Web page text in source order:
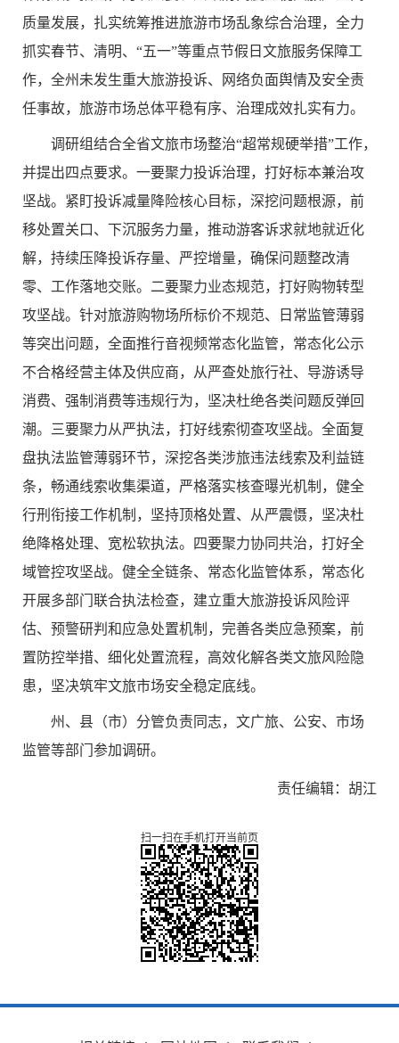
质量发展，扎实统筹推进旅游市场乱象综合治理，全力
抓实春节、清明、“五一”等重点节假日文旅服务保障工
作，全州未发生重大旅游投诉、网络负面舆情及安全责
任事故，旅游市场总体平稳有序、治理成效扎实有力。
调研组结合全省文旅市场整治“超常规硬举措”工作，
并提出四点要求。 一要聚力投诉治理，打好标本兼治攻
坚战。 紧盯投诉减量降险核心目标，深挖问题根源，前
移处置关口、下沉服务力量，推动游客诉求就地就近化
解，持续压降投诉存量、严控增量，确保问题整改清
零、工作落地交账。 二要聚力业态规范，打好购物转型
攻坚战。 针对旅游购物场所标价不规范、日常监管薄弱
等突出问题，全面推行音视频常态化监管，常态化公示
不合格经营主体及供应商，从严查处旅行社、导游诱导
消费、强制消费等违规行为，坚决杜绝各类问题反弹回
潮。
三要聚力从严执法，打好线索彻查攻坚战。 全面复
盘执法监管薄弱环节，深挖各类涉旅违法线索及利益链
条，畅通线索收集渠道，严格落实核查曝光机制，健全
行刑衔接工作机制，坚持顶格处置、从严震慑，坚决杜
绝降格处理、宽松软执法。
四要聚力协同共治，打好全
域管控攻坚战。 健全全链条、常态化监管体系，常态化
开展多部门联合执法检查，建立重大旅游投诉风险评
估、预警研判和应急处置机制，完善各类应急预案，前
置防控举措、细化处置流程，高效化解各类文旅风险隐
患，坚决筑牢文旅市场安全稳定底线。
州、县（市）分管负责同志，文广旅、公安、市场
监管等部门参加调研。
责任编辑：胡江
扫一扫在手机打开当前页